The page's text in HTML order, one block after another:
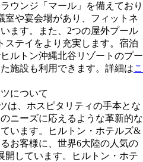
ウンジ「マール」を備えており
室や宴会場があり、フィットネ
ます。また、2つの屋外プール
ステイをより充実します。宿泊
ルトン沖縄北谷リゾートのプー
施設も利用できます。詳細はこ
について
は、ホスピタリティの手本とな
ニーズに応えるような革新的な
います。ヒルトン・ホテルズ&
お客様に、世界6大陸の人気の
開しています。ヒルトン・ホテ